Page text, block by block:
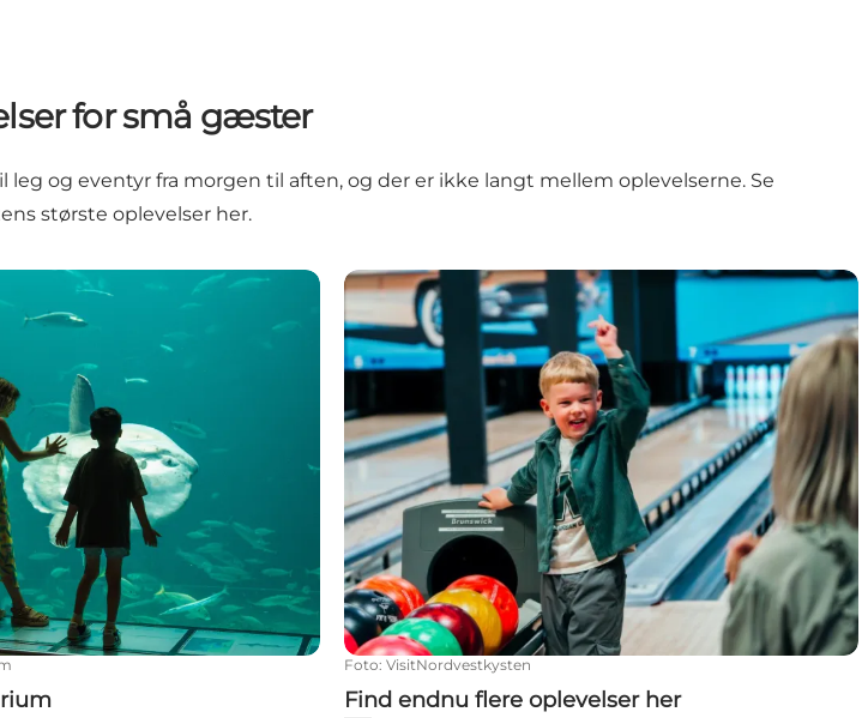
for små gæster
og eventyr fra morgen til aften, og der er ikke langt mellem oplevelserne. Se
største oplevelser her.
Find endnu flere oplevelser her
Foto: VisitNordvestkysten
Find endnu flere oplevelser her